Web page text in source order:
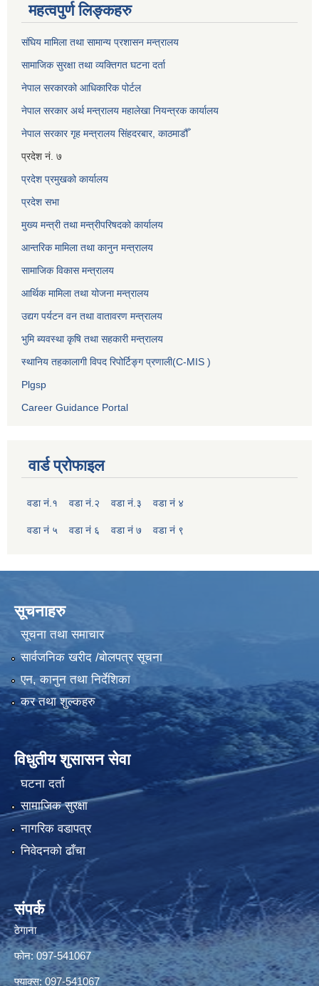
महत्वपुर्ण लिङ्कहरु
संघिय मामिला तथा सामान्य प्रशासन मन्त्रालय
सामाजिक सुरक्षा तथा व्यक्तिगत घटना दर्ता
नेपाल सरकारको आधिकारिक पोर्टल
नेपाल सरकार अर्थ मन्त्रालय महालेखा नियन्त्रक कार्यालय
नेपाल सरकार गृह मन्त्रालय सिंहदरबार, काठमाडौँ
प्रदेश नं. ७
प्रदेश प्रमुखको कार्यालय
प्रदेश सभा
मुख्य मन्त्री तथा मन्त्रीपरिषदको कार्यालय
आन्तरिक मामिला तथा कानुन मन्त्रालय
सामाजिक विकास मन्त्रालय
आर्थिक मामिला तथा योजना मन्त्रालय
उद्यग पर्यटन वन तथा वातावरण मन्त्रालय
भुमि ब्यवस्था कृषि तथा सहकारी मन्त्रालय
स्थानिय तहकालागी विपद रिपोर्टिङ्ग प्रणाली(C-MIS )
Plgsp
Career Guidance Portal
वार्ड प्रोफाइल
वडा नं.१ वडा नं.२ वडा नं.३ वडा नं ४
वडा नं ५ वडा नं ६ वडा नं ७ वडा नं ९
सूचनाहरु
सूचना तथा समाचार
सार्वजनिक खरीद /बोलपत्र सूचना
एन, कानुन तथा निर्देशिका
कर तथा शुल्कहरु
विधुतीय शुसासन सेवा
घटना दर्ता
सामाजिक सुरक्षा
नागरिक वडापत्र
निवेदनको ढाँचा
संपर्क
ठेगाना
फोन: 097-541067
फ्याक्स: 097-541067